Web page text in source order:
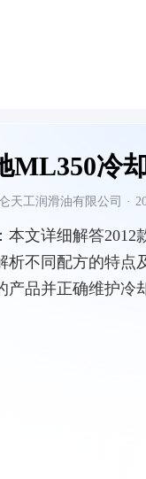
ML350冷
天工润滑油有限公司 ·
本文详细解答2012
析不同配方的特点
产品并正确维护冷